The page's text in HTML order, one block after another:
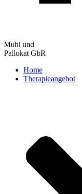
Muhl und
Pallokat GbR
Home
Therapieangebot